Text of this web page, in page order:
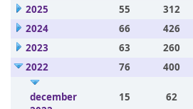
2025
55 312
2024
66 426
2023
63 260
2022
76 400
december
15 62